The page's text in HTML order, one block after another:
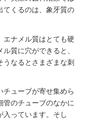
てくるのは、象牙質の
ナメル質はとても硬
質に穴ができると、
うなるとさまざまな刺
ューブが寄せ集めら
のチューブのなかに
っています。そし